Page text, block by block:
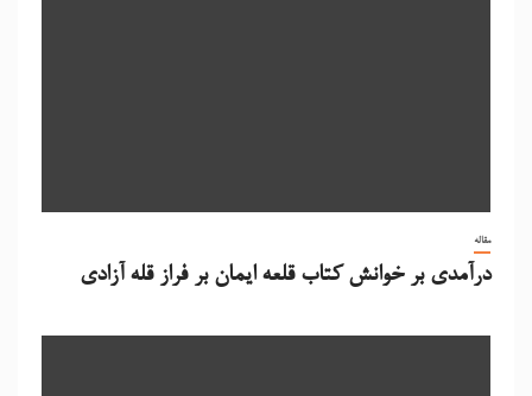
مقاله
درآمدی بر خوانش کتاب قلعه ایمان بر فراز قله آزادی